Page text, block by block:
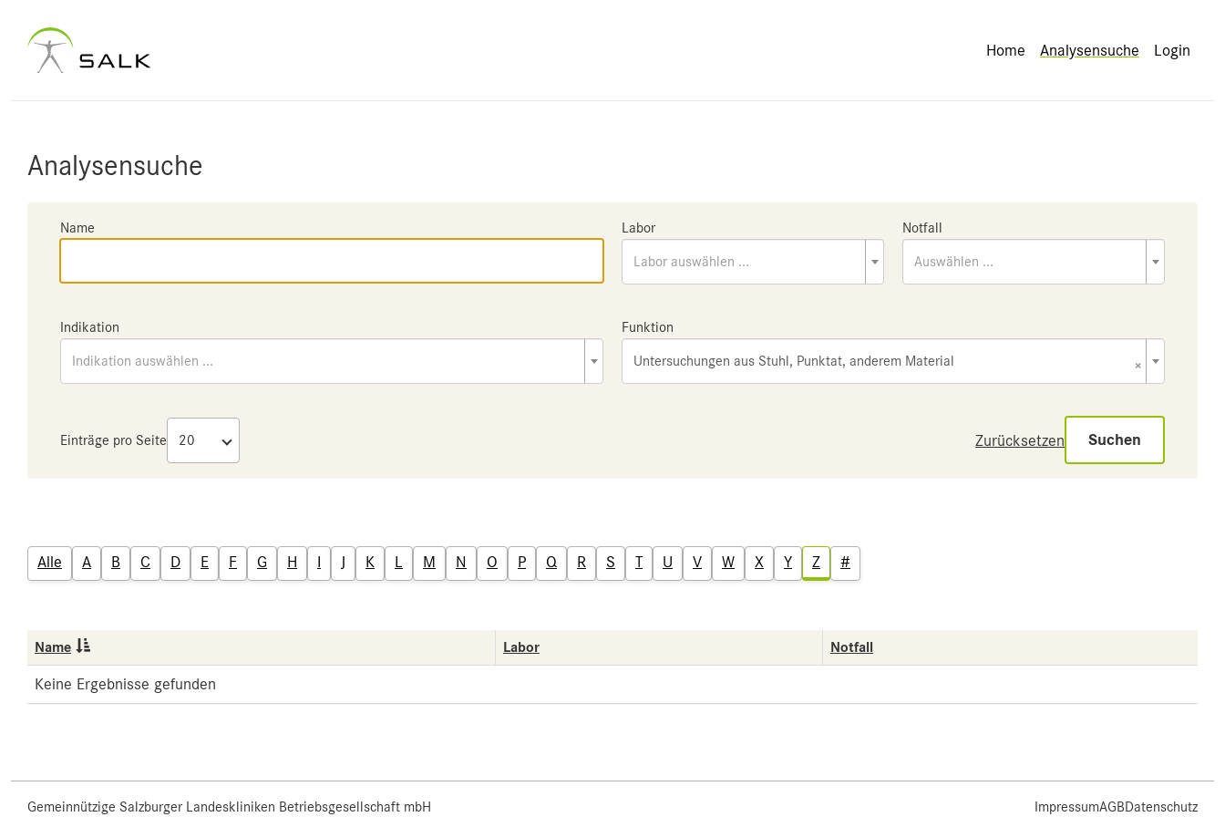
Home Analysensuche Login
Analysensuche
Name Labor
Labor auswählen ...
Notfall
Auswählen ...
Indikation
Indikation auswählen ...
Funktion
×
Untersuchungen aus Stuhl, Punktat, anderem Material
Einträge pro Seite Zurücksetzen Suchen
Alle A B C D E F G H I J K L M N O P Q R S T U V W X Y Z #
Name Labor Notfall
Keine Ergebnisse gefunden
Gemeinnützige Salzburger Landeskliniken Betriebsgesellschaft mbH ImpressumAGBDatenschutz